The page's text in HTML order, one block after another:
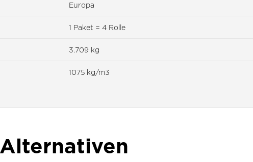
Europa
1 Paket = 4 Rolle
3.709 kg
1075 kg/m3
Alternativen